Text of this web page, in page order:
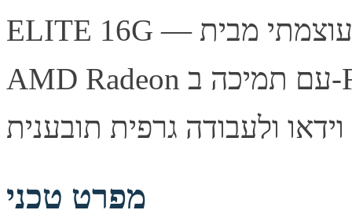
ELITE 16G — כרטיס מסך עוצמתי מבית Gigabyte, מבוסס
AMD Radeon עם תמיכה ב-FSR לביצועי גיימינג מעולים. מתאים
מפרט טכני